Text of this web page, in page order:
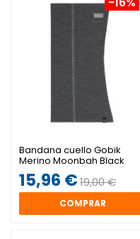
Bandana cuello Gobik
Merino Moonbah Black
Lead
15,96 €19,00 €
COMPRAR